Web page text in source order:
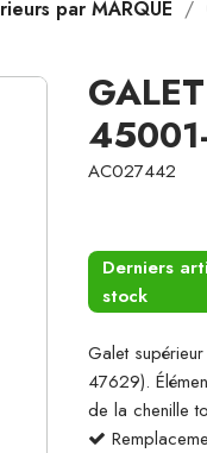
par MARQUE
AC027442
Derniers
stock
Galet
47629).
de la chenille